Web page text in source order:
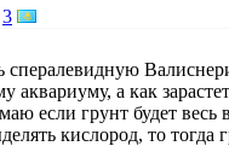
3
спералевидную
аквариуму, а как
если грунт будет весь
кислород, то тогда